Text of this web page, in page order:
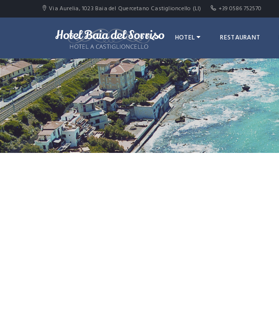
Via Aurelia, 1023 Baia del Quercetano Castiglioncello (LI) +39 0586 752570
HOTEL RESTAURANT